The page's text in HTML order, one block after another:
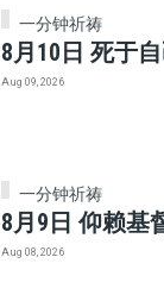
一分钟祈祷
8月10日 死于
Aug 09, 2026
一分钟祈祷
8月9日 仰赖基
Aug 08, 2026